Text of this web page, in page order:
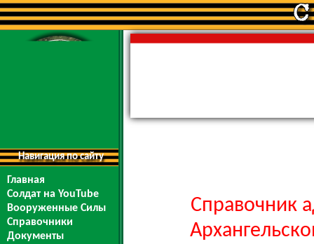
Навигация по сайту
Главная
Солдат на YouTube
Вооруженные Силы
Справочники
Документы
Справочник